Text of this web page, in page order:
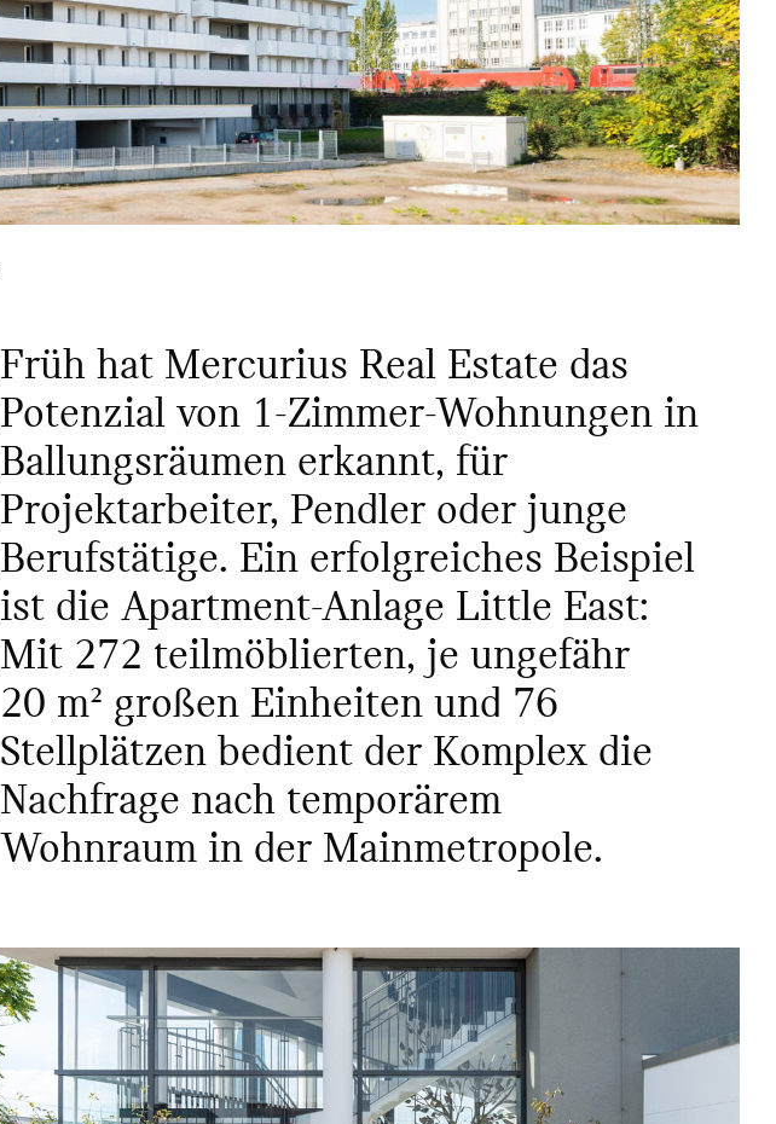
Früh hat Mercurius Real Estate das
Potenzial von 1-Zimmer-Wohnungen in
Ballungsräumen erkannt, für
Projektarbeiter, Pendler oder junge
Berufstätige. Ein erfolgreiches Beispiel
ist die Apartment-Anlage Little East:
Mit 272 teilmöblierten, je ungefähr
20 m² großen Einheiten und 76
Stellplätzen bedient der Komplex die
Nachfrage nach temporärem
Wohnraum in der Mainmetropole.